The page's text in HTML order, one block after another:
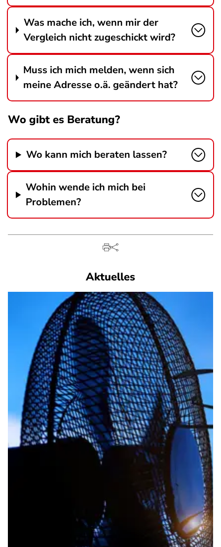
Was mache ich, wenn mir der
Vergleich nicht zugeschickt wird?
Muss ich mich melden, wenn sich
meine Adresse o.ä. geändert hat?
Wo gibt es Beratung?
Wo kann mich beraten lassen?
Wohin wende ich mich bei
Problemen?
Aktuelles